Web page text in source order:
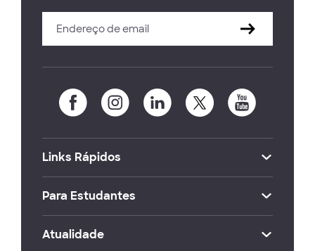
Links Rápidos
Para Estudantes
Atualidade